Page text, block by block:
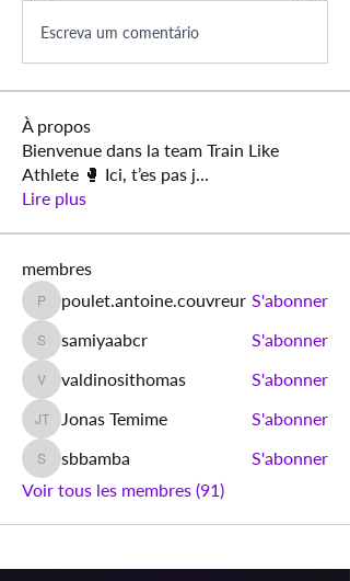
Escreva um comentário
À propos
Bienvenue dans la team Train Like
Athlete 🥊 Ici, t’es pas j...
Lire plus
membres
poulet.antoine.couvreur
poulet.antoine.couvreur S'abonner
samiyaabcr
samiyaabcr S'abonner
valdinosithomas
valdinosithomas S'abonner
Jonas Temime
Jonas Temime S'abonner
sbbamba
sbbamba
S'abonner
Voir tous les membres (91)